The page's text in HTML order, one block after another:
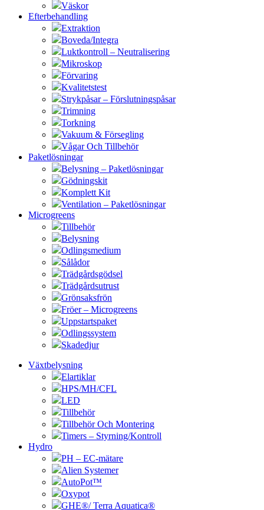
Väskor
Efterbehandling
Extraktion
Boveda/Integra
Luktkontroll – Neutralisering
Mikroskop
Förvaring
Kvalitetstest
Strykpåsar – Förslutningspåsar
Trimning
Torkning
Vakuum & Försegling
Vågar Och Tillbehör
Paketlösningar
Belysning – Paketlösningar
Gödningskit
Komplett Kit
Ventilation – Paketlösningar
Microgreens
Tillbehör
Belysning
Odlingsmedium
Sålådor
Trädgårdsgödsel
Trädgårdsutrust
Grönsaksfrön
Fröer – Microgreens
Uppstartspaket
Odlingssystem
Skadedjur
Växtbelysning
Elartiklar
HPS/MH/CFL
LED
Tillbehör
Tillbehör Och Montering
Timers – Styrning/Kontroll
Hydro
PH – EC-mätare
Alien Systemer
AutoPot™
Oxypot
GHE®/ Terra Aquatica®